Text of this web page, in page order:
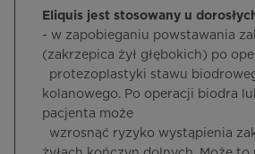
Eliquis jest stosowany u
- w zapobieganiu powstawania
(zakrzepica żył głębokich) po
protezoplastyki stawu
kolanowego. Po operacji biodra
pacjenta może
wzrosnąć ryzyko wystąpienia